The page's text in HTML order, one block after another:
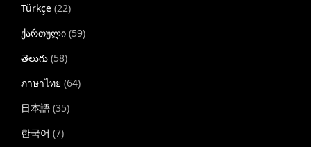
Türkçe (22)
ქართული (59)
తెలుగు (58)
ภาษาไทย (64)
日本語 (35)
한국어 (7)